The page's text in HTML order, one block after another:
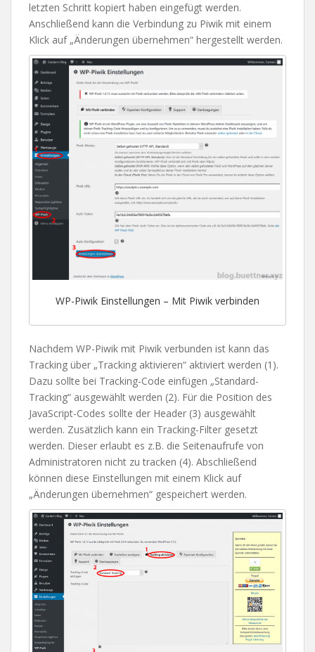
letzten Schritt kopiert haben eingefügt werden.
Anschließend kann die Verbindung zu Piwik mit einem
Klick auf „Änderungen übernehmen“ hergestellt werden.
WP-Piwik Einstellungen – Mit Piwik verbinden
Nachdem WP-Piwik mit Piwik verbunden ist kann das
Tracking über „Tracking aktivieren“ aktiviert werden (1).
Dazu sollte bei Tracking-Code einfügen „Standard-
Tracking“ ausgewählt werden (2). Für die Position des
JavaScript-Codes sollte der Header (3) ausgewählt
werden. Zusätzlich kann ein Tracking-Filter gesetzt
werden. Dieser erlaubt es z.B. die Seitenaufrufe von
Administratoren nicht zu tracken (4). Abschließend
können diese Einstellungen mit einem Klick auf
„Änderungen übernehmen“ gespeichert werden.